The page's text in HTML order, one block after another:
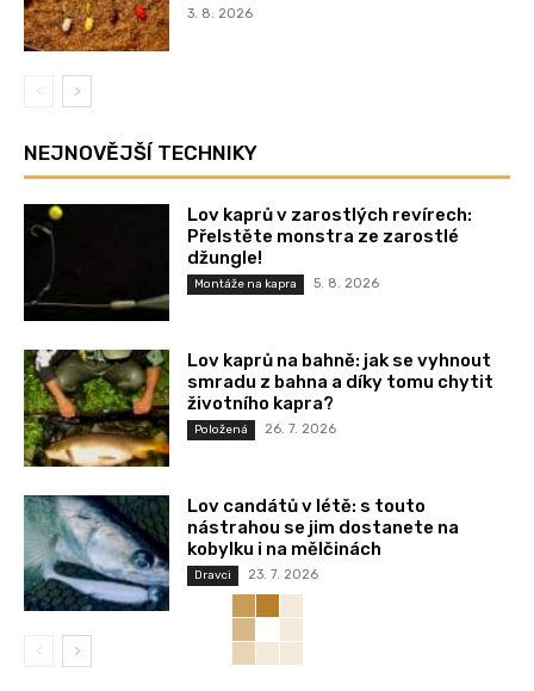
3. 8. 2026
NEJNOVĚJŠÍ TECHNIKY
Lov kaprů v zarostlých revírech:
Přelstěte monstra ze zarostlé
džungle!
Montáže na kapra 5. 8. 2026
Lov kaprů na bahně: jak se vyhnout
smradu z bahna a díky tomu chytit
životního kapra?
Položená 26. 7. 2026
Lov candátů v létě: s touto
nástrahou se jim dostanete na
kobylku i na mělčinách
Dravci 23. 7. 2026